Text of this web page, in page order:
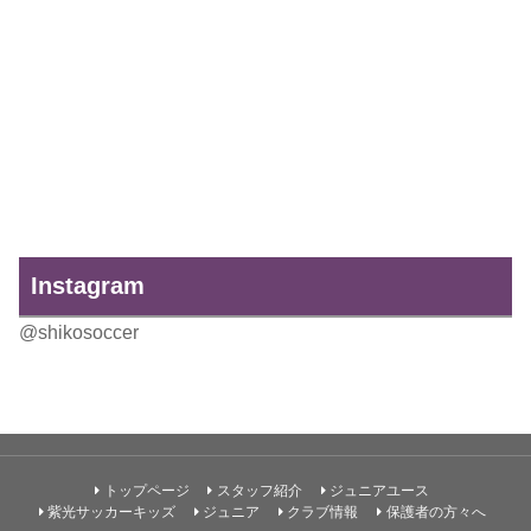
Instagram
@shikosoccer
トップページ スタッフ紹介
ジュニアユース
紫光サッカーキッズ
ジュニア クラブ情報 保護者の方々へ